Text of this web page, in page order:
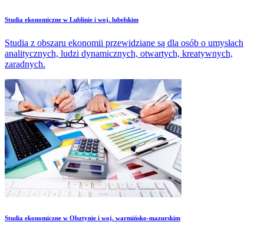
Studia ekonomiczne w Lublinie i woj. lubelskim
Studia z obszaru ekonomii przewidziane są dla osób o umysłach
analitycznych, ludzi dynamicznych, otwartych, kreatywnych,
zaradnych.
Studia ekonomiczne w Olsztynie i woj. warmińsko-mazurskim